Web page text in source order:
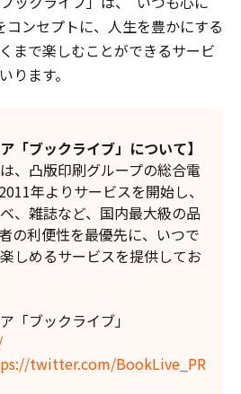
コンセプトに、人生を豊かにする
まで楽しむことができるサービ
ります。
「ブックライブ」について】
、凸版印刷グループの総合電
年よりサービスを開始し、
、雑誌など、国内最大級の品
の利便性を最優先に、いつで
しめるサービスを提供してお
「ブックライブ」
twitter.com/BookLive_PR